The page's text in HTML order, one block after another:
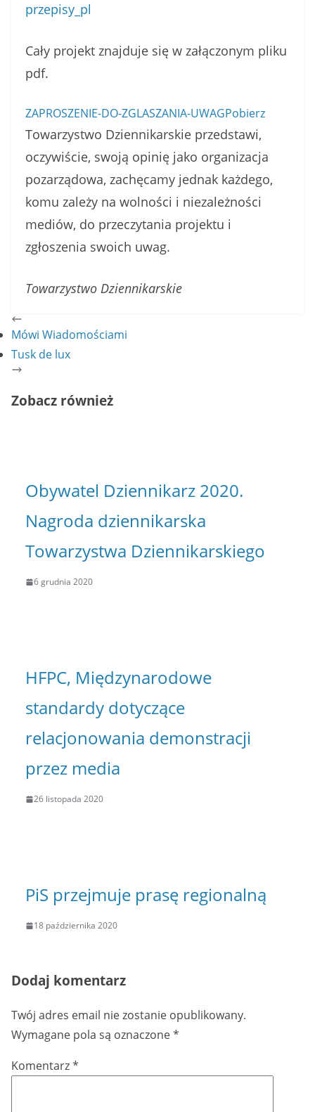
przepisy_pl
Cały projekt znajduje się w załączonym pliku
pdf.
ZAPROSZENIE-DO-ZGLASZANIA-UWAGPobierz
Towarzystwo Dziennikarskie przedstawi,
oczywiście, swoją opinię jako organizacja
pozarządowa, zachęcamy jednak każdego,
komu zależy na wolności i niezależności
mediów, do przeczytania projektu i
zgłoszenia swoich uwag.
Towarzystwo Dziennikarskie
Mówi Wiadomościami
Tusk de lux
Zobacz również
Obywatel Dziennikarz 2020.
Nagroda dziennikarska
Towarzystwa Dziennikarskiego
6 grudnia 2020
HFPC, Międzynarodowe
standardy dotyczące
relacjonowania demonstracji
przez media
26 listopada 2020
PiS przejmuje prasę regionalną
18 października 2020
Dodaj komentarz
Twój adres email nie zostanie opublikowany.
Wymagane pola są oznaczone*
Komentarz*